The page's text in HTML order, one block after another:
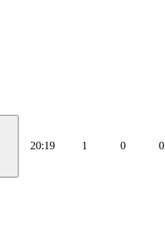
20:19 1 0 0